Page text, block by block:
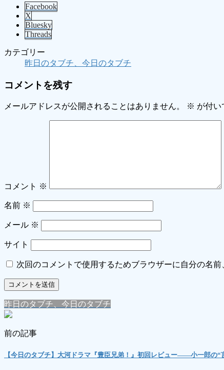
Facebook
X
Bluesky
Threads
カテゴリー
昨日のタブチ、今日のタブチ
コメントを残す
メールアドレスが公開されることはありません。 ※ が付い
コメント ※
名前 ※
メール ※
サイト
次回のコメントで使用するためブラウザーに自分の名前
昨日のタブチ、今日のタブチ
前の記事
【今日のタブチ】大河ドラマ『豊臣兄弟！』初回レビュー――小一郎の“